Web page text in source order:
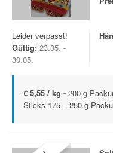
Leider verpasst!
Gültig: 23.05. -
30.05.
€ 5,55 / kg - 200-g-
Sticks 175 – 250-g-